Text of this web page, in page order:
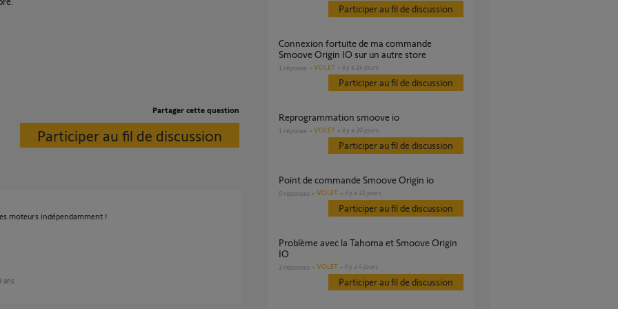
Partager cette question
Participer au fil de discussion
moteurs indépendamment !
ans
Participer au fil de discussion
Connexion fortuite de ma commande
Smoove Origin IO sur un autre store
1 réponse VOLET il y a 24 jours
Participer au fil de discussion
reprogrammation smoove io
1 réponse VOLET il y a 20 jours
Participer au fil de discussion
Point de commande Smoove Origin io
0 réponses VOLET il y a 22 jours
Participer au fil de discussion
Problème avec la Tahoma et Smoove Origin
IO
2 réponses VOLET il y a 4 jours
Participer au fil de discussion